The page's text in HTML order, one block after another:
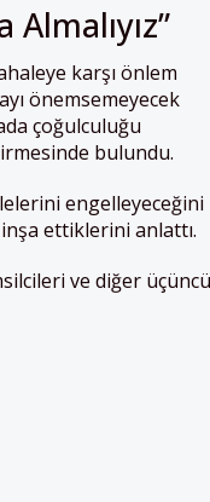
karşı önlem
önemsemeyecek
çoğulculuğu
bulundu.
engelleyeceğini
ettiklerini anlattı.
ve diğer üçüncü